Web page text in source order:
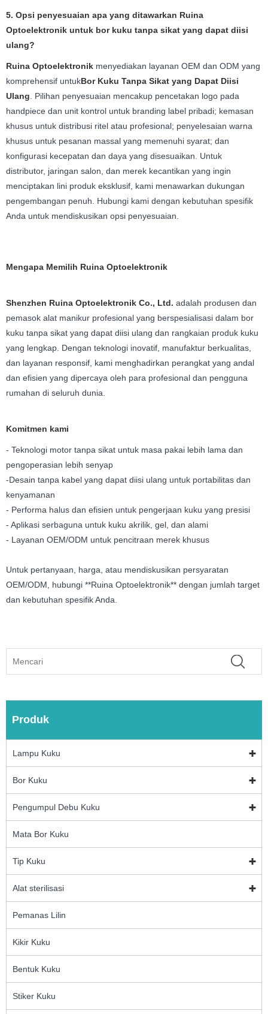
5. Opsi penyesuaian apa yang ditawarkan Ruina
Optoelektronik untuk bor kuku tanpa sikat yang dapat diisi
ulang?
Ruina Optoelektronik menyediakan layanan OEM dan ODM yang
komprehensif untukBor Kuku Tanpa Sikat yang Dapat Diisi
Ulang . Pilihan penyesuaian mencakup pencetakan logo pada
handpiece dan unit kontrol untuk branding label pribadi; kemasan
khusus untuk distribusi ritel atau profesional; penyelesaian warna
khusus untuk pesanan massal yang memenuhi syarat; dan
konfigurasi kecepatan dan daya yang disesuaikan. Untuk
distributor, jaringan salon, dan merek kecantikan yang ingin
menciptakan lini produk eksklusif, kami menawarkan dukungan
pengembangan penuh. Hubungi kami dengan kebutuhan spesifik
Anda untuk mendiskusikan opsi penyesuaian.
Mengapa Memilih Ruina Optoelektronik
Shenzhen Ruina Optoelektronik Co., Ltd. adalah produsen dan
pemasok alat manikur profesional yang berspesialisasi dalam bor
kuku tanpa sikat yang dapat diisi ulang dan rangkaian produk kuku
yang lengkap. Dengan teknologi inovatif, manufaktur berkualitas,
dan layanan responsif, kami menghadirkan perangkat yang andal
dan efisien yang dipercaya oleh para profesional dan pengguna
rumahan di seluruh dunia.
Komitmen kami
- Teknologi motor tanpa sikat untuk masa pakai lebih lama dan
pengoperasian lebih senyap
-Desain tanpa kabel yang dapat diisi ulang untuk portabilitas dan
kenyamanan
- Performa halus dan efisien untuk pengerjaan kuku yang presisi
- Aplikasi serbaguna untuk kuku akrilik, gel, dan alami
- Layanan OEM/ODM untuk pencitraan merek khusus
Untuk pertanyaan, harga, atau mendiskusikan persyaratan
OEM/ODM, hubungi **Ruina Optoelektronik** dengan jumlah target
dan kebutuhan spesifik Anda.
Produk
Lampu Kuku
Bor Kuku
Pengumpul Debu Kuku
Mata Bor Kuku
Tip Kuku
Alat sterilisasi
Pemanas Lilin
Kikir Kuku
Bentuk Kuku
Stiker Kuku